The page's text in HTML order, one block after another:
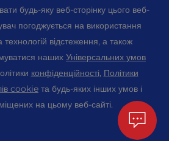
комерції
веб-сайтів
обробки даних
в Лос-Анджелесі
Ешберн
(ADA)
будь-яку веб-сторінку цього веб-
погоджується на використання
відстеження, а також
наших Універсальних умов
конфіденційності, Політики
cookie та будь-яких інших умов і
на цьому веб-сайті.